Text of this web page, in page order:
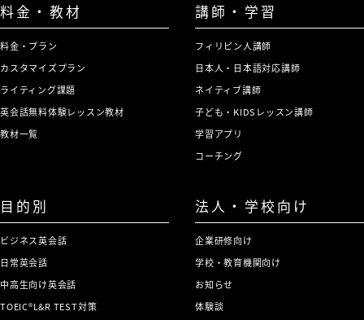
料金・教材
料金・プラン
カスタマイズプラン
ライティング課題
英会話無料体験レッスン教材
教材一覧
講師・学習
フィリピン人講師
日本人・日本語対応講師
ネイティブ講師
子ども・KIDSレッスン講師
学習アプリ
コーチング
目的別
ビジネス英会話
日常英会話
中高生向け英会話
TOEIC®L&R TEST対策
法人・学校向け
企業研修向け
学校・教育機関向け
お知らせ
体験談